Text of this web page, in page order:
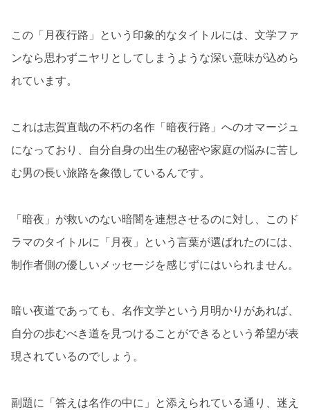
この「月夜行路」という印象的なタイトルには、文学ファ
ンなら思わずニヤリとしてしまうような深い意味が込めら
れています。
これは志賀直哉の不朽の名作「暗夜行路」へのオマージュ
になっており、自分自身の出生の秘密や家庭の悩みに苦し
む男の長い旅路を象徴しているんです。
「暗夜」が救いのない暗闇を連想させるのに対し、このド
ラマのタイトルに「月夜」という言葉が選ばれたのには、
制作者側の優しいメッセージを感じずにはいられません。
暗い夜道であっても、名作文学という月明かりがあれば、
自分の歩むべき道を見つけることができるという希望が表
現されているのでしょう。
副題に「答えは名作の中に」と添えられている通り、迷え